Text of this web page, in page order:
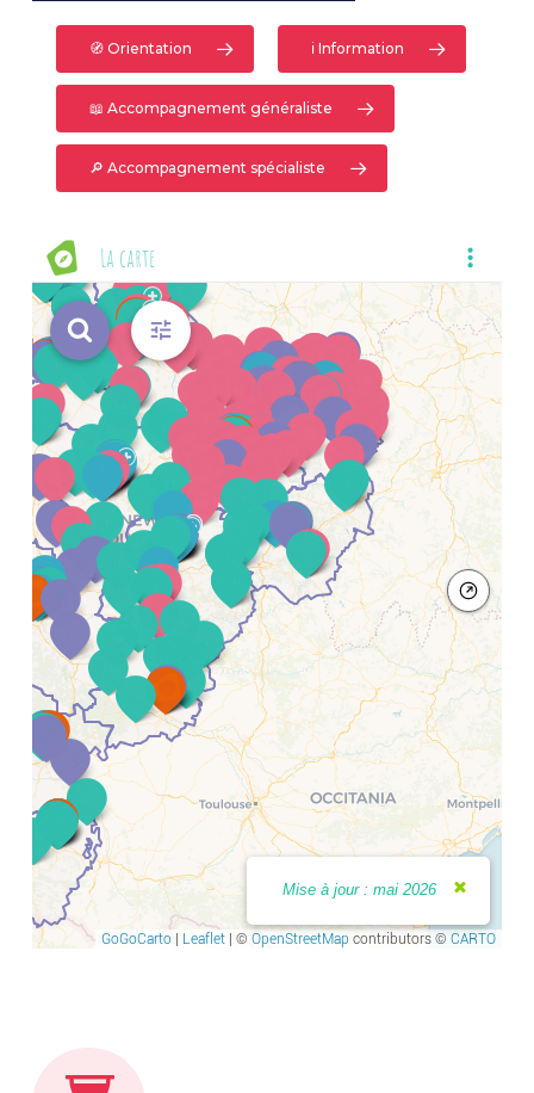
🧭 Orientation ℹ️ Information
📖 Accompagnement généraliste
🔎 Accompagnement spécialiste